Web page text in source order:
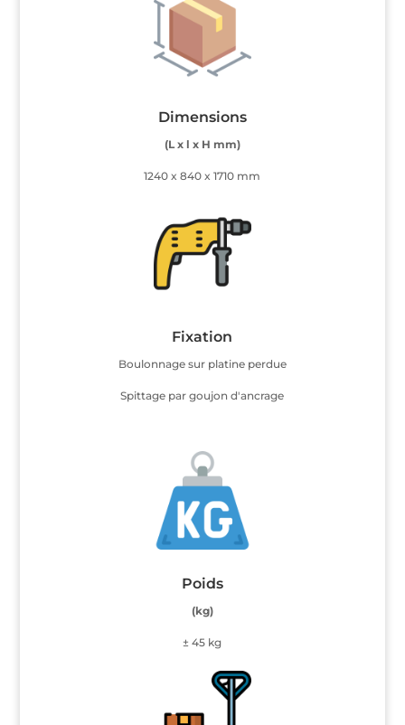
Dimensions
(L x l x H mm)
1240 x 840 x 1710 mm
Fixation
Boulonnage sur platine perdue
Spittage par goujon d'ancrage
Poids
(kg)
± 45 kg